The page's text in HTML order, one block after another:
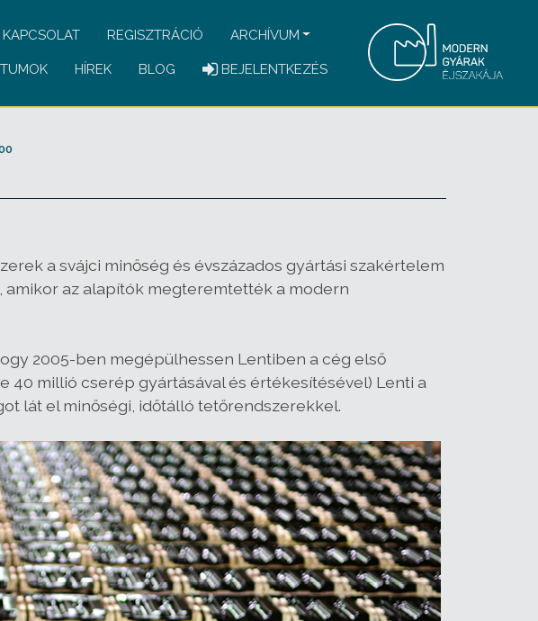
KAPCSOLAT REGISZTRÁCIÓ ARCHÍVUM
HÍREK BLOG BEJELENTKEZÉS
a svájci minőség és évszázados gyártási szakértelem
amikor az alapítók megteremtették a modern
2005-ben megépülhessen Lentiben a cég első
40 millió cserép gyártásával és értékesítésével) Lenti a
lát el minőségi, időtálló tetőrendszerekkel.